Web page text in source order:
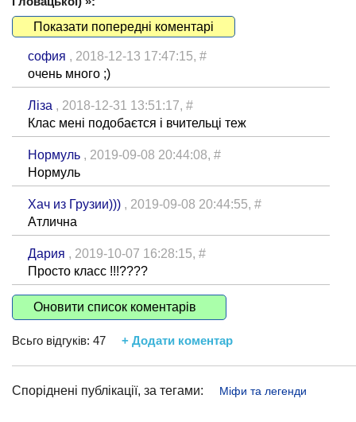
Показати попередні коментарі
софия , 2018-12-13 17:47:15, #
очень много ;)
Ліза , 2018-12-31 13:51:17, #
Клас мені подобаєтся і вчительці теж
Нормуль , 2019-09-08 20:44:08, #
Нормуль
Хач из Грузии))) , 2019-09-08 20:44:55, #
Атлична
Дария , 2019-10-07 16:28:15, #
Просто класс !!!????
Оновити список коментарів
Всьго відгуків: 47 + Додати коментар
Споріднені публікації, за тегами: Міфи та легенди